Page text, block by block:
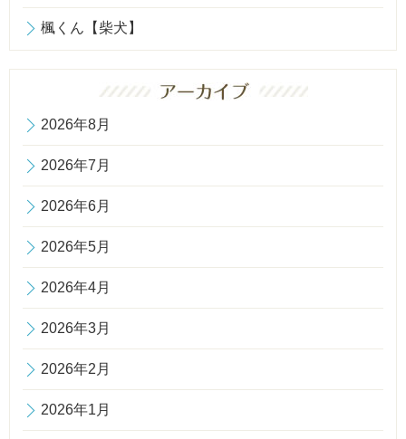
楓くん【柴犬】
2026年8月
2026年7月
2026年6月
2026年5月
2026年4月
2026年3月
2026年2月
2026年1月